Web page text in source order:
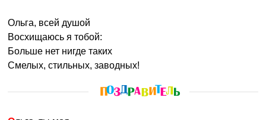
Ольга, всей душой
Восхищаюсь я тобой:
Больше нет нигде таких
Смелых, стильных, заводных!